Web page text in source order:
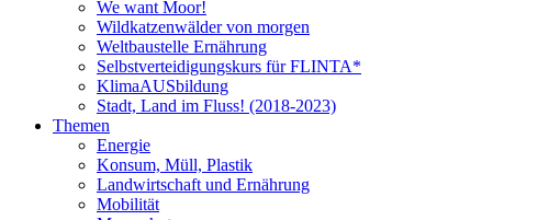
We want Moor!
Wildkatzenwälder von morgen
Weltbaustelle Ernährung
Selbstverteidigungskurs für FLINTA*
KlimaAUSbildung
Stadt, Land im Fluss! (2018-2023)
Themen
Energie
Konsum, Müll, Plastik
Landwirtschaft und Ernährung
Mobilität